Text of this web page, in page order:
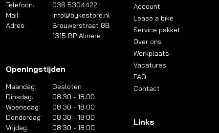
Telefoon:
036 5304422
Mail:
info@bykestore.nl
Adres:
Brouwerstraat 8B
1315 BP Almere
Openingstijden
Maandag:
Gesloten
Dinsdag:
08:30 - 18:00
Woensdag:
08:30 - 18:00
Donderdag:
08:30 - 18:00
Vrijdag:
08:30 - 18:00
Account
Lease a bike
Service pakket
Over ons
Werkplaats
Vacatures
FAQ
Contact
Links